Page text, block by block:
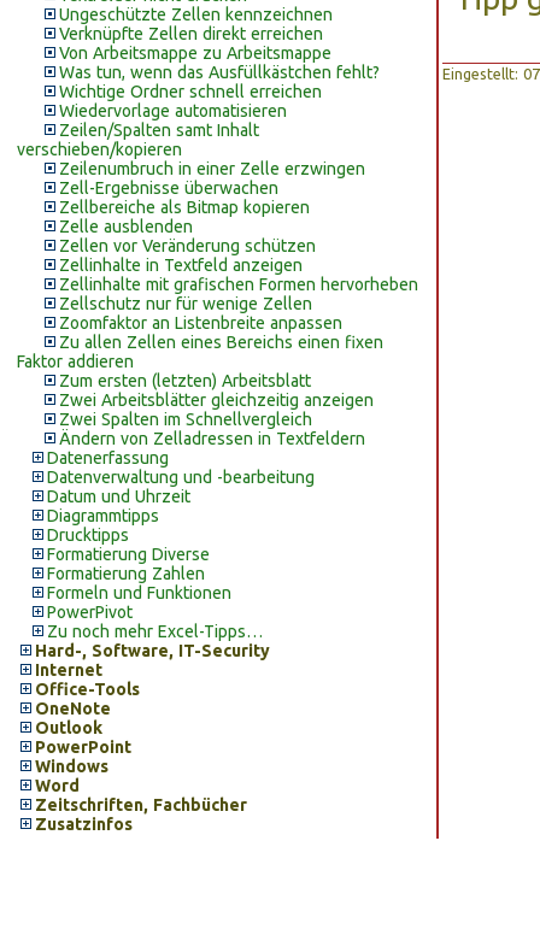
Ungeschützte Zellen kennzeichnen
Verknüpfte Zellen direkt erreichen
Von Arbeitsmappe zu Arbeitsmappe
Was tun, wenn das Ausfüllkästchen fehlt?
Wichtige Ordner schnell erreichen
Wiedervorlage automatisieren
Zeilen/Spalten samt Inhalt
verschieben/kopieren
Zeilenumbruch in einer Zelle erzwingen
Zell-Ergebnisse überwachen
Zellbereiche als Bitmap kopieren
Zelle ausblenden
Zellen vor Veränderung schützen
Zellinhalte in Textfeld anzeigen
Zellinhalte mit grafischen Formen hervorheben
Zellschutz nur für wenige Zellen
Zoomfaktor an Listenbreite anpassen
Zu allen Zellen eines Bereichs einen fixen
Faktor addieren
Zum ersten (letzten) Arbeitsblatt
Zwei Arbeitsblätter gleichzeitig anzeigen
Zwei Spalten im Schnellvergleich
Ändern von Zelladressen in Textfeldern
Datenerfassung
Datenverwaltung und -bearbeitung
Datum und Uhrzeit
Diagrammtipps
Drucktipps
Formatierung Diverse
Formatierung Zahlen
Formeln und Funktionen
PowerPivot
Zu noch mehr Excel-Tipps…
Hard-, Software, IT-Security
Internet
Office-Tools
OneNote
Outlook
PowerPoint
Windows
Word
Zeitschriften, Fachbücher
Zusatzinfos
Eingestellt: